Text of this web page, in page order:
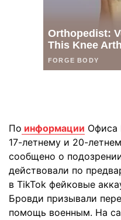
По информации Офиса
17-летнему и 20-
сообщено о
действовали по
в TikTok фейковые
Бровди призывали
помощь военным. На